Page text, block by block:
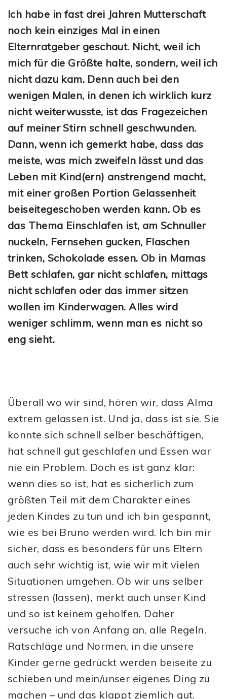
Ich habe in fast drei Jahren Mutterschaft
noch kein einziges Mal in einen
Elternratgeber geschaut. Nicht, weil ich
mich für die Größte halte, sondern, weil ich
nicht dazu kam. Denn auch bei den
wenigen Malen, in denen ich wirklich kurz
nicht weiterwusste, ist das Fragezeichen
auf meiner Stirn schnell geschwunden.
Dann, wenn ich gemerkt habe, dass das
meiste, was mich zweifeln lässt und das
Leben mit Kind(ern) anstrengend macht,
mit einer großen Portion Gelassenheit
beiseitegeschoben werden kann. Ob es
das Thema Einschlafen ist, am Schnuller
nuckeln, Fernsehen gucken, Flaschen
trinken, Schokolade essen. Ob in Mamas
Bett schlafen, gar nicht schlafen, mittags
nicht schlafen oder das immer sitzen
wollen im Kinderwagen. Alles wird
weniger schlimm, wenn man es nicht so
eng sieht.
Überall wo wir sind, hören wir, dass Alma
extrem gelassen ist. Und ja, dass ist sie. Sie
konnte sich schnell selber beschäftigen,
hat schnell gut geschlafen und Essen war
nie ein Problem. Doch es ist ganz klar:
wenn dies so ist, hat es sicherlich zum
größten Teil mit dem Charakter eines
jeden Kindes zu tun und ich bin gespannt,
wie es bei Bruno werden wird. Ich bin mir
sicher, dass es besonders für uns Eltern
auch sehr wichtig ist, wie wir mit vielen
Situationen umgehen. Ob wir uns selber
stressen (lassen), merkt auch unser Kind
und so ist keinem geholfen. Daher
versuche ich von Anfang an, alle Regeln,
Ratschläge und Normen, in die unsere
Kinder gerne gedrückt werden beiseite zu
schieben und mein/unser eigenes Ding zu
machen – und das klappt ziemlich gut.